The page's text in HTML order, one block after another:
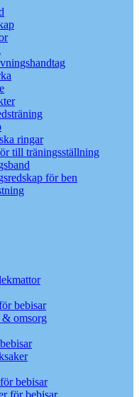
ringar
till träningsställning
för ben
bebisar
& omsorg
bebisar
för bebisar